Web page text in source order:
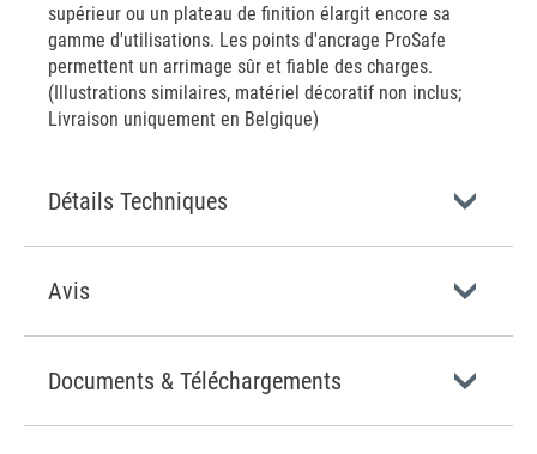
supérieur ou un plateau de finition élargit encore sa
gamme d'utilisations. Les points d'ancrage ProSafe
permettent un arrimage sûr et fiable des charges.
(Illustrations similaires, matériel décoratif non inclus;
Livraison uniquement en Belgique)
Détails Techniques
Avis
Documents & Téléchargements